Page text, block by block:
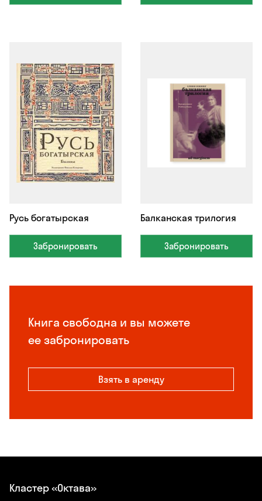
Книга свободна и вы можете
ее забронировать
Взять в аренду
Русь богатырская
Забронировать
Балканская трилогия
Забронировать
Кластер «Октава»